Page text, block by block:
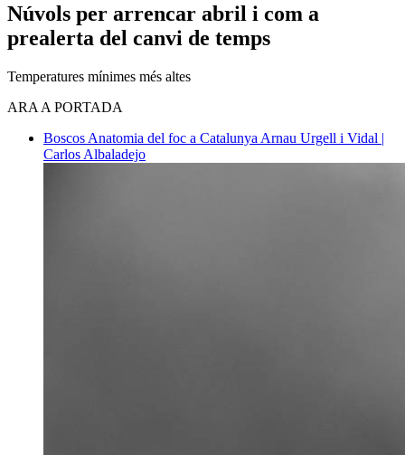
Núvols per arrencar abril i com a
prealerta del canvi de temps
Temperatures mínimes més altes
ARA A PORTADA
Boscos Anatomia del foc a Catalunya Arnau Urgell i Vidal |
Carlos Albaladejo